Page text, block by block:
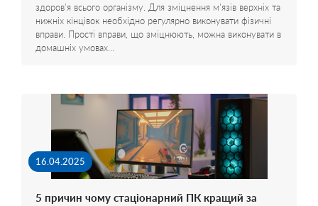
здоров'я всього організму. Для зміцнення м'язів верхніх та
нижніх кінцівок необхідно регулярно виконувати фізичні
вправи. Прості вправи, що зміцнюють, можна виконувати в
домашніх умовах…
16.04.2025
5 причин чому стаціонарний ПК кращий за